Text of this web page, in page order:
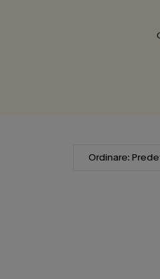
Ordinare: